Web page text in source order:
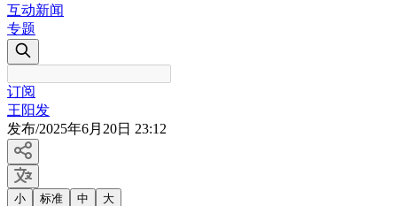
互动新闻
专题
订阅
王阳发
发布/2025年6月20日 23:12
小 标准 中 大